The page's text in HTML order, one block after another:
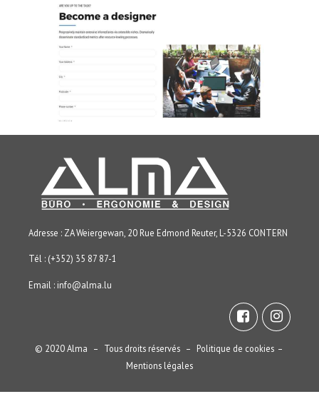
Adresse : ZA Weiergewan, 20 Rue Edmond Reuter, L-5326 CONTERN
Tél : (+352) 35 87 87-1
Email : info@alma.lu
© 2020 Alma – Tous droits réservés – Politique de cookies –
Mentions légales